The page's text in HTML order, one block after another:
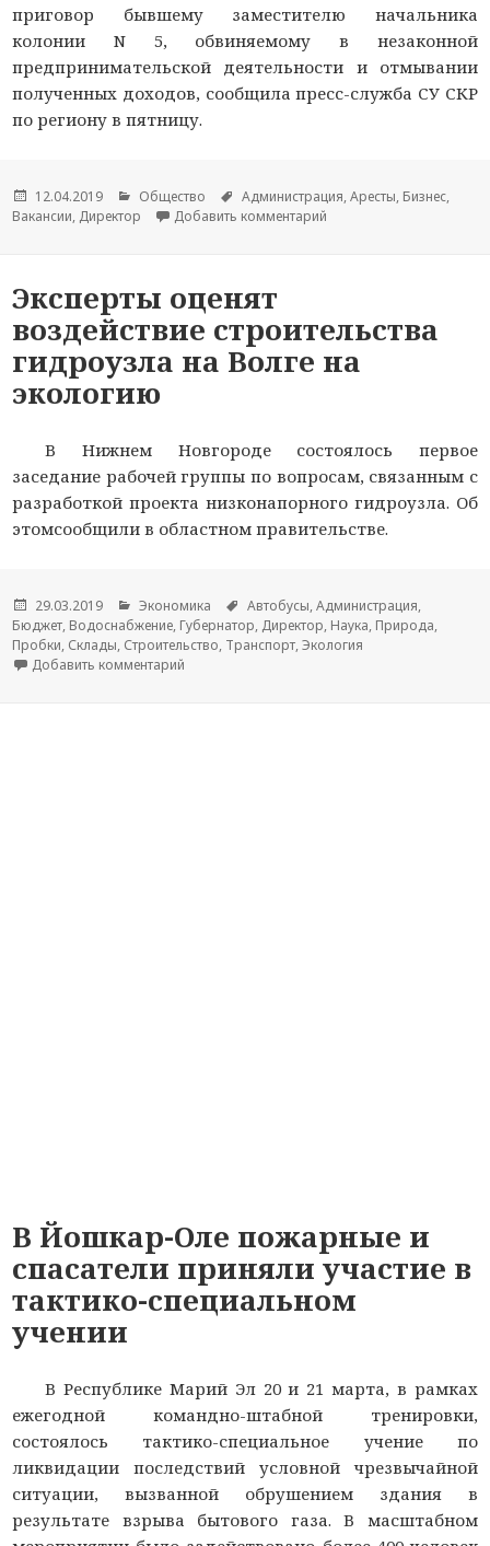
приговор бывшему заместителю начальника
колонии N 5, обвиняемому в незаконной
предпринимательской деятельности и отмывании
полученных доходов, сообщила пресс-служба СУ СКР
по региону в пятницу.
Опубликовано
12.04.2019 Рубрики
Общество Метки
Администрация,Аресты, Бизнес,
Вакансии, Директор Добавить комментарий
Эксперты оценят
воздействие строительства
гидроузла на Волге на
экологию
В Нижнем Новгороде состоялось первое
заседание рабочей группы по вопросам, связанным с
разработкой проекта низконапорного гидроузла. Об
этомсообщили в областном правительстве.
Опубликовано
29.03.2019 Рубрики
Экономика Метки
Автобусы,Администрация,
Бюджет, Водоснабжение, Губернатор, Директор, Наука, Природа,
Пробки, Склады, Строительство, Транспорт,Экология
Добавить комментарий
В Йошкар-Оле пожарные и
спасатели приняли участие в
тактико-специальном
учении
В Республике Марий Эл 20 и 21 марта, в рамках
ежегодной командно-штабной тренировки,
состоялось тактико-специальное учение по
ликвидации последствий условной чрезвычайной
ситуации, вызванной обрушением здания в
результате взрыва бытового газа. В масштабном